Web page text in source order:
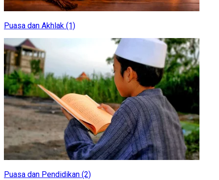
Puasa dan Akhlak (1)
Puasa dan Pendidikan (2)